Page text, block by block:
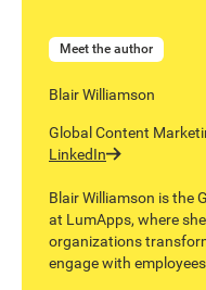
Meet the author
Blair Williamson
Global Content
LinkedIn
Blair Williamson is the
at LumApps, where
organizations
engage with